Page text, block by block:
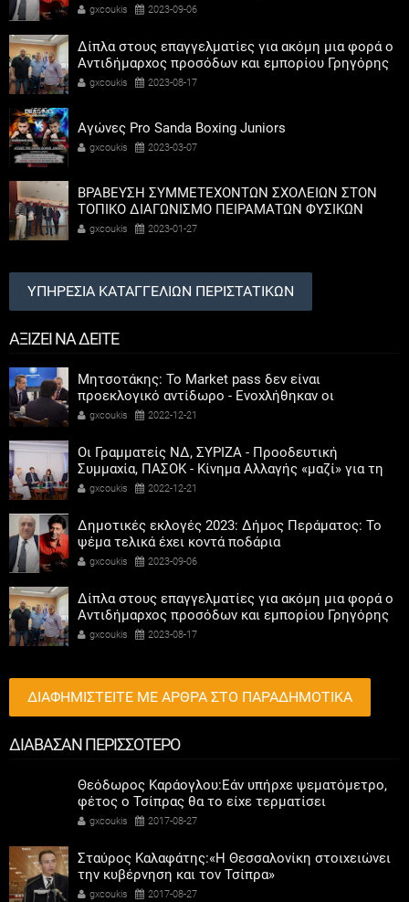
gxcoukis 2023-09-06
Δίπλα στους επαγγελματίες για ακόμη μια φορά ο
Αντιδήμαρχος προσόδων και εμπορίου Γρηγόρης
Καψοκόλης
gxcoukis 2023-08-17
Αγώνες Pro Sanda Boxing Juniors
gxcoukis 2023-03-07
ΒΡΑΒΕΥΣΗ ΣΥΜΜΕΤΕΧΟΝΤΩΝ ΣΧΟΛΕΙΩΝ ΣΤΟΝ
ΤΟΠΙΚΟ ΔΙΑΓΩΝΙΣΜΟ ΠΕΙΡΑΜΑΤΩΝ ΦΥΣΙΚΩΝ
ΕΠΙΣΤΗΜΩΝ
gxcoukis 2023-01-27
ΥΠΗΡΕΣΙΑ ΚΑΤΑΓΓΕΛΙΩΝ ΠΕΡΙΣΤΑΤΙΚΩΝ
ΑΞΙΖΕΙ ΝΑ ΔΕΙΤΕ
Μητσοτάκης: Το Market pass δεν είναι
προεκλογικό αντίδωρο - Ενοχλήθηκαν οι
αριστεροί του χαβιαριού
gxcoukis 2022-12-21
Οι Γραμματείς ΝΔ, ΣΥΡΙΖΑ - Προοδευτική
Συμμαχία, ΠΑΣΟΚ - Κίνημα Αλλαγής «μαζί» για τη
συμμετοχή των γυναικών στην πολιτική
gxcoukis 2022-12-21
Δημοτικές εκλογές 2023: Δήμος Περάματος: Το
ψέμα τελικά έχει κοντά ποδάρια
gxcoukis 2023-09-06
Δίπλα στους επαγγελματίες για ακόμη μια φορά ο
Αντιδήμαρχος προσόδων και εμπορίου Γρηγόρης
Καψοκόλης
gxcoukis 2023-08-17
ΔΙΑΦΗΜΙΣΤΕΙΤΕ ΜΕ ΑΡΘΡΑ ΣΤΟ ΠΑΡΑΔΗΜΟΤΙΚΑ
ΔΙΑΒΑΣΑΝ ΠΕΡΙΣΣΟΤΕΡΟ
Θεόδωρος Καράογλου:Εάν υπήρχε ψεματόμετρο,
φέτος ο Τσίπρας θα το είχε τερματίσει
gxcoukis 2017-08-27
Σταύρος Καλαφάτης:«Η Θεσσαλονίκη στοιχειώνει
την κυβέρνηση και τον Τσίπρα»
gxcoukis 2017-08-27